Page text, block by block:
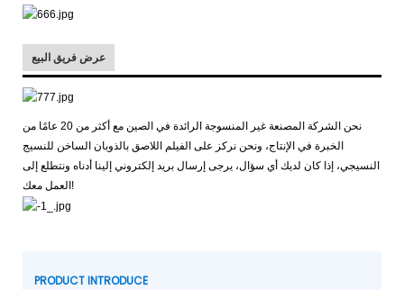
عرض فريق البيع
نحن الشركة المصنعة غير المنسوجة الرائدة في الصين مع أكثر من 20 عامًا من
الخبرة في الإنتاج، ونحن نركز على الفيلم اللاصق بالذوبان الساخن للنسيج
النسيجي، إذا كان لديك أي سؤال، يرجى إرسال بريد إلكتروني إلينا أدناه ونتطلع إلى
العمل معك!
PRODUCT INTRODUCE